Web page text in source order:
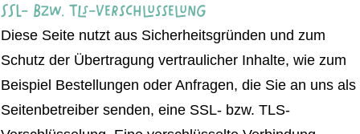
SSL- bzw. TLS-Verschlüsselung
Diese Seite nutzt aus Sicherheitsgründen und zum
Schutz der Übertragung vertraulicher Inhalte, wie zum
Beispiel Bestellungen oder Anfragen, die Sie an uns als
Seitenbetreiber senden, eine SSL- bzw. TLS-